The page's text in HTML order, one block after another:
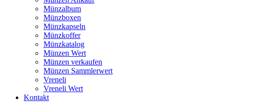
Münzalbum
Münzboxen
Münzkapseln
Münzkoffer
Münzkatalog
Münzen Wert
Münzen verkaufen
Münzen Sammlerwert
Vreneli
Vreneli Wert
Kontakt